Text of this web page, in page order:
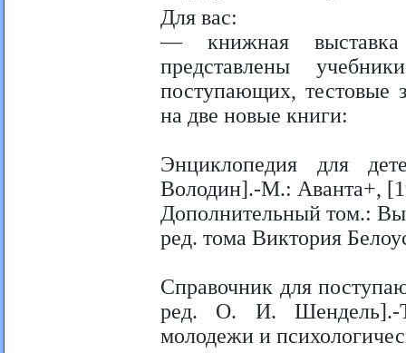
Для вас:
— книжная выставка
представлены
поступающих,
на две новые книги:
Энциклопедия для
Володин].-М.: Аванта+,
Дополнительный том.:
ред. тома Виктория
Справочник для
ред. О. И. Шендель].-
молодежи и